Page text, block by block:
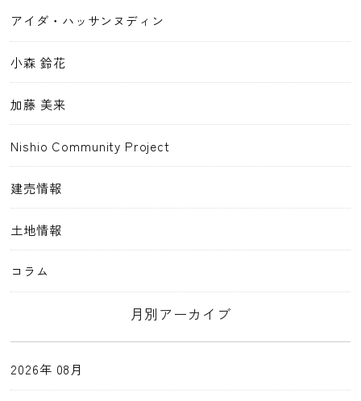
アイダ・ハッサンヌディン
小森 鈴花
加藤 美来
Nishio Community Project
建売情報
土地情報
コラム
月別アーカイブ
2026年 08月